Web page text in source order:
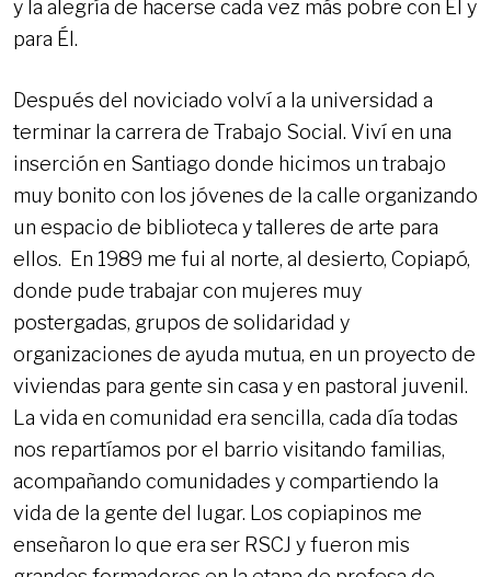
y la alegría de hacerse cada vez más pobre con Él y
para Él.
Después del noviciado volví a la universidad a
terminar la carrera de Trabajo Social. Viví en una
inserción en Santiago donde hicimos un trabajo
muy bonito con los jóvenes de la calle organizando
un espacio de biblioteca y talleres de arte para
ellos. En 1989 me fui al norte, al desierto, Copiapó,
donde pude trabajar con mujeres muy
postergadas, grupos de solidaridad y
organizaciones de ayuda mutua, en un proyecto de
viviendas para gente sin casa y en pastoral juvenil.
La vida en comunidad era sencilla, cada día todas
nos repartíamos por el barrio visitando familias,
acompañando comunidades y compartiendo la
vida de la gente del lugar. Los copiapinos me
enseñaron lo que era ser RSCJ y fueron mis